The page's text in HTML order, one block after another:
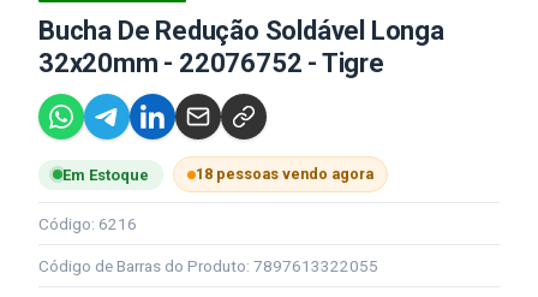
Bucha De Redução Soldável Longa
32x20mm - 22076752 - Tigre
Em Estoque 18 pessoas vendo agora
Código: 6216
Código de Barras do Produto: 7897613322055